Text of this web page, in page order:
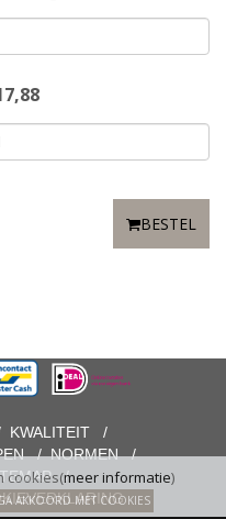
BESTEL
cookies(meer informatie)
AKKOORD MET COOKIES
KWALITEIT
/
/NORMEN/
/